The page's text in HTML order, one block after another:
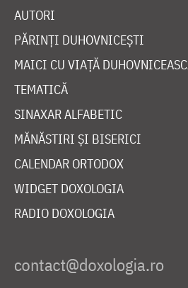
AUTORI
PĂRINȚI DUHOVNICEȘTI
MAICI CU VIAȚĂ
TEMATICĂ
SINAXAR ALFABETIC
MĂNĂSTIRI ȘI BISERICI
CALENDAR ORTODOX
WIDGET DOXOLOGIA
RADIO DOXOLOGIA